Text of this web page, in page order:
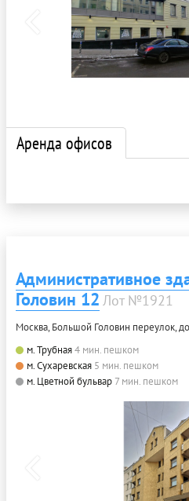
Аренда офисов
Административное
Головин 12 Лот №1921
Москва, Большой Головин переулок,
м. Трубная4 мин. пешком
м. Сухаревская 5 мин. пешком
м. Цветной бульвар 7 мин. пешком